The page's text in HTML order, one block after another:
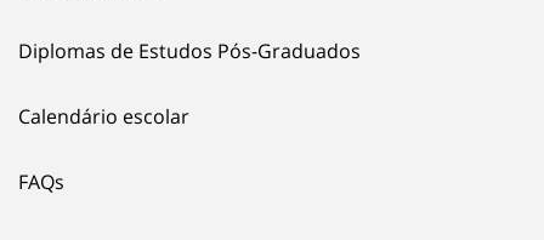
Diplomas de Estudos Pós-Graduados
Calendário escolar
FAQs